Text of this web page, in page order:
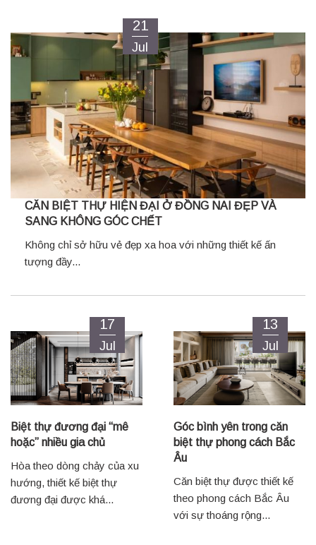
CĂN BIỆT THỰ HIỆN ĐẠI Ở ĐỒNG NAI ĐẸP VÀ
SANG KHÔNG GÓC CHẾT
Không chỉ sở hữu vẻ đẹp xa hoa với những thiết kế ấn
tượng đầy...
21
Jul
Biệt thự đương đại “mê
hoặc” nhiều gia chủ
Hòa theo dòng chảy của xu
hướng, thiết kế biệt thự
đương đại được khá...
17
Jul
Góc bình yên trong căn
biệt thự phong cách Bắc
Âu
Căn biệt thự được thiết kế
theo phong cách Bắc Âu
với sự thoáng rộng...
13
Jul